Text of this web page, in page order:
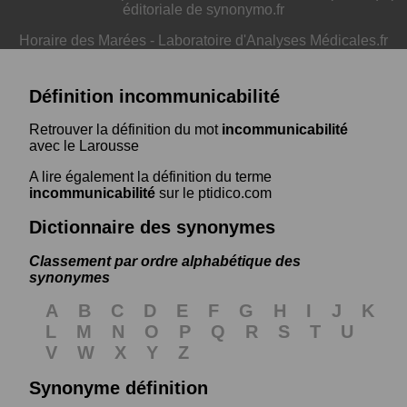
éditoriale de synonymo.fr
Horaire des Marées - Laboratoire d'Analyses Médicales.fr
Définition incommunicabilité
Retrouver la définition du mot incommunicabilité
avec le Larousse
A lire également la définition du terme
incommunicabilité sur le ptidico.com
Dictionnaire des synonymes
Classement par ordre alphabétique des
synonymes
A B C D E F G H I J
K
L
M N O P Q R S T
U
V
W X Y
Z
Synonyme définition